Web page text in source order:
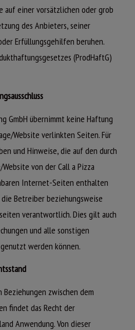
auf einer vorsätzlichen oder grob
des Anbieters, seiner
Erfüllungsgehilfen beruhen.
(ProdHaftG)
GmbH übernimmt keine Haftung
Website verlinkten Seiten. Für
und Hinweise, die auf den durch
von der Call a Pizza
Internet-Seiten enthalten
Betreiber beziehungsweise
verantwortlich. Dies gilt auch
und alle sonstigen
werden können.
zwischen dem
findet das Recht der
Anwendung. Von dieser